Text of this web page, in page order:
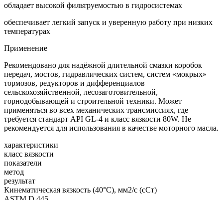
обладает высокой фильтруемостью в гидросистемах
обеспечивает легкий запуск и уверенную работу при низких
температурах
Применение
Рекомендовано для надёжной длительной смазки коробок
передач, мостов, гидравлических систем, систем «мокрых»
тормозов, редукторов и дифференциалов
сельскохозяйственной, лесозаготовительной,
горнодобывающей и строительной техники. Может
применяться во всех механических трансмиссиях, где
требуется стандарт API GL-4 и класс вязкости 80W. Не
рекомендуется для использования в качестве моторного масла.
характеристики
класс вязкости
показатели
метод
результат
Кинематическая вязкость (40°С), мм2/с (сСт)